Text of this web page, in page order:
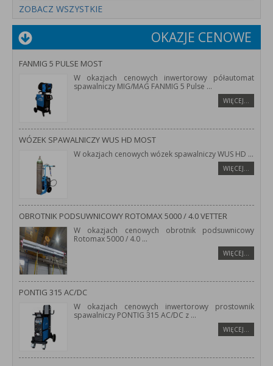
ZOBACZ WSZYSTKIE
OKAZJE CENOWE
FANMIG 5 PULSE MOST
W okazjach cenowych inwertorowy półautomat
spawalniczy MIG/MAG FANMIG 5 Pulse ...
WIĘCEJ…
WÓZEK SPAWALNICZY WUS HD MOST
W okazjach cenowych wózek spawalniczy WUS HD ...
WIĘCEJ…
OBROTNIK PODSUWNICOWY ROTOMAX 5000 / 4.0 VETTER
W okazjach cenowych obrotnik podsuwnicowy
Rotomax 5000 / 4.0 ...
WIĘCEJ…
PONTIG 315 AC/DC
W okazjach cenowych inwertorowy prostownik
spawalniczy PONTIG 315 AC/DC z ...
WIĘCEJ…